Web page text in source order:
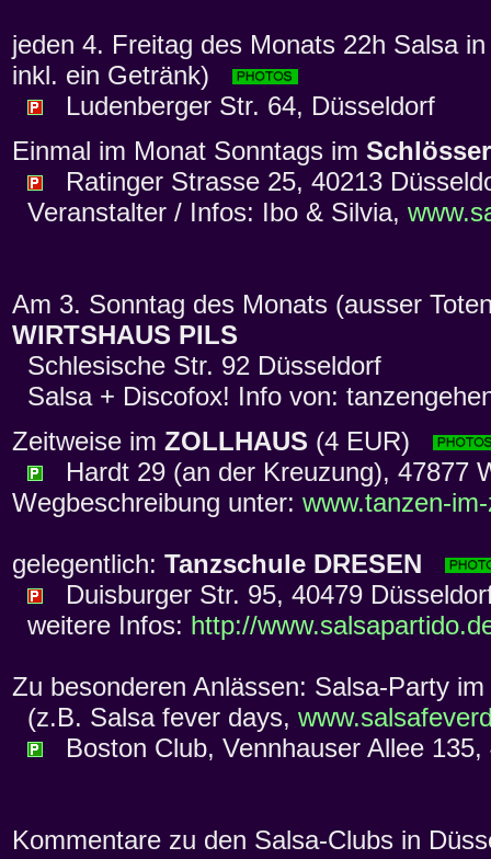
jeden 4. Freitag des Monats 22h Salsa
inkl. ein Getränk)
Ludenberger Str. 64, Düsseldorf
Einmal im Monat Sonntags im
Ratinger Strasse 25, 40213
Veranstalter / Infos: Ibo & Silvia,
Am 3. Sonntag des Monats (ausser
WIRTSHAUS PILS
Schlesische Str. 92 Düsseldorf
Salsa + Discofox! Info von:
Zeitweise im ZOLLHAUS (4 EUR)
Hardt 29 (an der Kreuzung), 47877
Wegbeschreibung unter: www.tanzen-
gelegentlich: Tanzschule DRESEN
Duisburger Str. 95, 40479
weitere Infos: http://
Zu besonderen Anlässen: Salsa-Party im
(z.B. Salsa fever days,
Boston Club, Vennhauser Allee 135,
Kommentare zu den Salsa-Clubs in